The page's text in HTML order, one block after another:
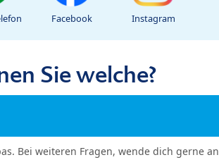
Facebook Instagram
Sie welche?
Bei weiteren Fragen, wende dich gerne an